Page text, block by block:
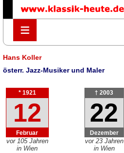
≡
≡
Hans Koller
österr. Jazz-Musiker und Maler
* 1921
12
Februar
vor 105 Jahren
in Wien
† 2003
22
Dezember
vor 23 Jahren
in Wien